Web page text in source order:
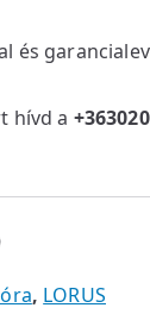
és
hívd a
, LORUS